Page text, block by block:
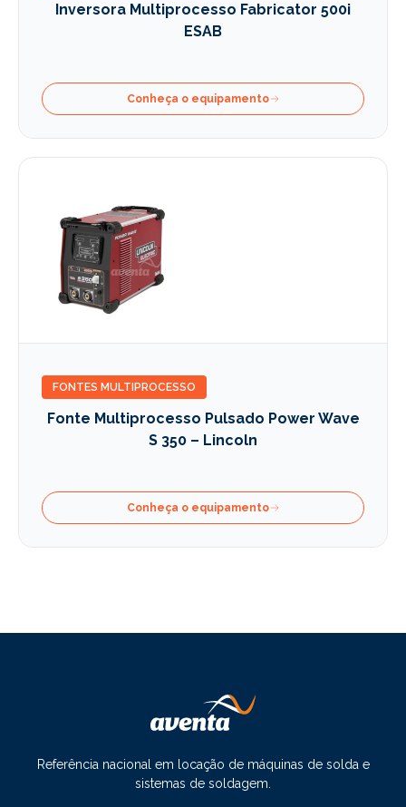
Inversora Multiprocesso Fabricator 500i
ESAB
Conheça o equipamento
FONTES MULTIPROCESSO
Fonte Multiprocesso Pulsado Power Wave
S 350 – Lincoln
Conheça o equipamento
Referência nacional em locação de máquinas de solda e
sistemas de soldagem.